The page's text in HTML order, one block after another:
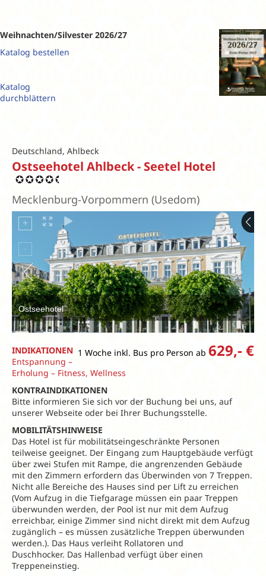
Weihnachten/Silvester 2026/27
Katalog bestellen
Katalog
durchblättern
Deutschland, Ahlbeck
Ostseehotel Ahlbeck - Seetel Hotel
Mecklenburg-Vorpommern (Usedom)
Ostseehotel
1 Woche inkl. Bus pro Person ab 629,- €
INDIKATIONEN
Entspannung –
Erholung – Fitness, Wellness
KONTRAINDIKATIONEN
Bitte informieren Sie sich vor der Buchung bei uns, auf
unserer Webseite oder bei Ihrer Buchungsstelle.
MOBILITÄTSHINWEISE
Das Hotel ist für mobilitätseingeschränkte Personen
teilweise geeignet. Der Eingang zum Hauptgebäude verfügt
über zwei Stufen mit Rampe, die angrenzenden Gebäude
mit den Zimmern erfordern das Überwinden von 7 Treppen.
Nicht alle Bereiche des Hauses sind per Lift zu erreichen
(Vom Aufzug in die Tiefgarage müssen ein paar Treppen
überwunden werden, der Pool ist nur mit dem Aufzug
erreichbar, einige Zimmer sind nicht direkt mit dem Aufzug
zugänglich – es müssen zusätzliche Treppen überwunden
werden.). Das Haus verleiht Rollatoren und
Duschhocker. Das Hallenbad verfügt über einen
Treppeneinstieg.